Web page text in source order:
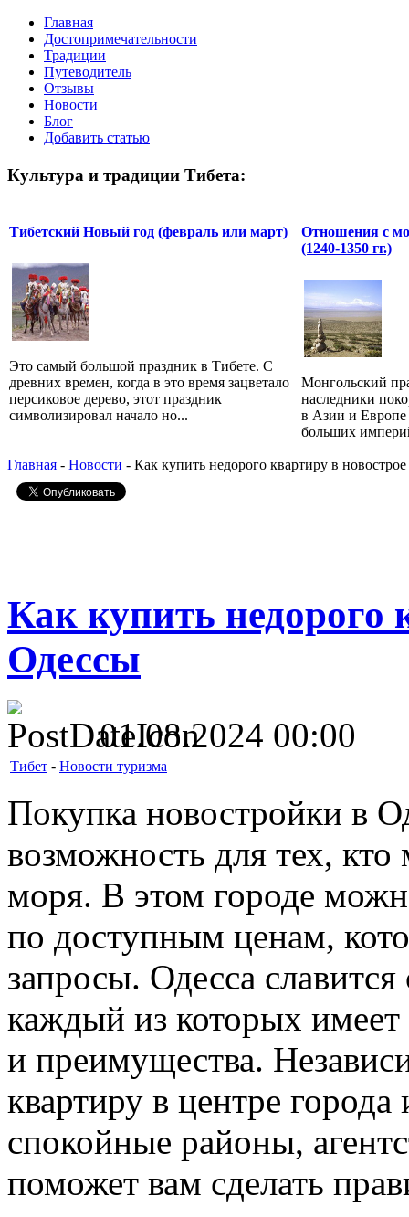
Главная
Достопримечательности
Традиции
Путеводитель
Отзывы
Новости
Блог
Добавить статью
Культура и традиции Тибета:
Тибетский Новый год (февраль или март)
Это самый большой праздник в Тибете. С
древних времен, когда в это время зацветало
персиковое дерево, этот праздник
символизировал начало но...
Отношения с
(1240-1350 гг.)
Монгольский
наследники
в Азии и Европе
больших
Главная - Новости - Как купить недорого квартиру в
Как купить недорого
Одессы
01.08.2024 00:00
Тибет - Новости туризма
Покупка новостройки в
возможность для тех,
моря. В этом городе
по доступным ценам,
запросы. Одесса
каждый из которых
и преимущества.
квартиру в центре
спокойные районы,
поможет вам сделать